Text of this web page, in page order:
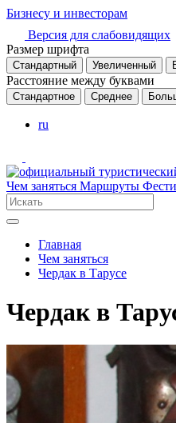
Бизнесу и инвесторам
Версия для слабовидящих
Размер шрифта
Стандартный Увеличенный
Расстояние между буквами
Стандартное Среднее
ru
Чем заняться Маршруты
Главная
Чем заняться
Чердак в Тарусе
Чердак в